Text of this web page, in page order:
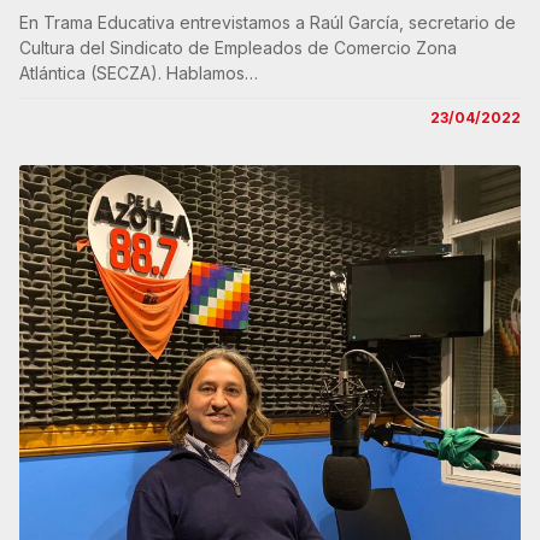
En Trama Educativa entrevistamos a Raúl García, secretario de
Cultura del Sindicato de Empleados de Comercio Zona
Atlántica (SECZA). Hablamos…
23/04/2022